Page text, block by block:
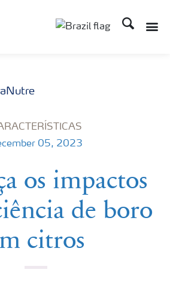
Busca
05, 2023
os impactos
de boro
citros